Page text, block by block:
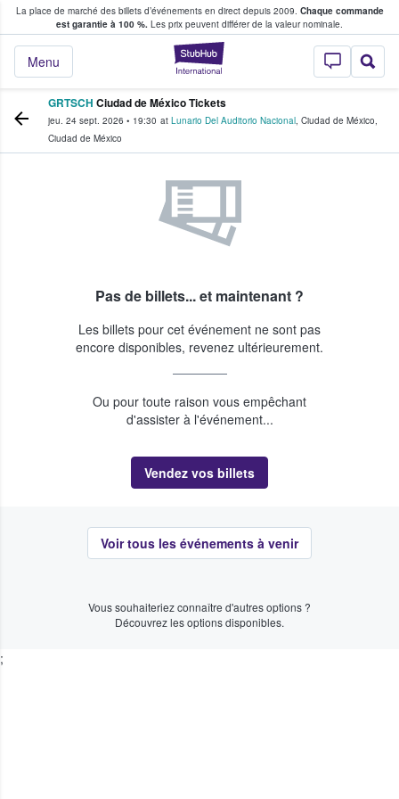
La place de marché des billets d’événements en direct depuis 2009. Chaque commande
est garantie à 100 %. Les prix peuvent différer de la valeur nominale.
StubHub - Où
Menu
fans achètent et vendent des billets
GRTSCH Ciudad de México Tickets
jeu. 24 sept. 2026 • 19:30 at Lunario Del Auditorio Nacional, Ciudad de México,
Ciudad de México
Pas de billets... et maintenant ?
Les billets pour cet événement ne sont pas
encore disponibles, revenez ultérieurement.
Ou pour toute raison vous empêchant
d'assister à l'événement...
Vendez vos billets
Voir tous les événements à venir
Vous souhaiteriez connaître d'autres options ?
Découvrez les options disponibles.
;